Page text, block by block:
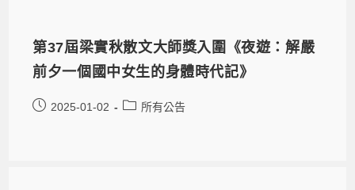
第37屆梁實秋散文大師獎入圍《夜遊：解嚴
前夕一個國中女生的身體時代記》
2025-01-02 所有公告